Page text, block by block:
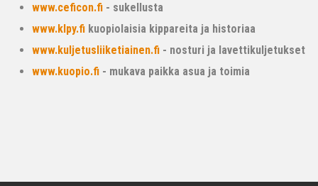
www.ceficon.fi - sukellusta
www.klpy.fi kuopiolaisia kippareita ja historiaa
www.kuljetusliiketiainen.fi - nosturi ja lavettikuljetukset
www.kuopio.fi - mukava paikka asua ja toimia